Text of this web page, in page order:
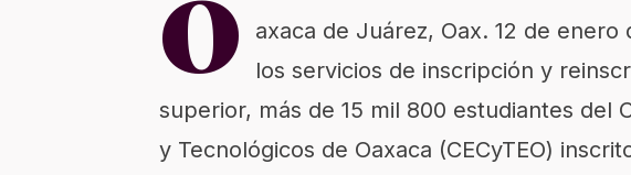
O
axaca de Juárez, Oax. 12 de
los servicios de inscripción y
superior, más de 15 mil 800 estudiantes del
y Tecnológicos de Oaxaca (CECyTEO)